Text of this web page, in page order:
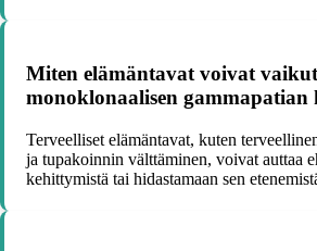
Miten elämäntavat voivat
monoklonaalisen gammapatian
Terveelliset elämäntavat, kuten
ja tupakoinnin välttäminen, voivat auttaa
kehittymistä tai hidastamaan sen